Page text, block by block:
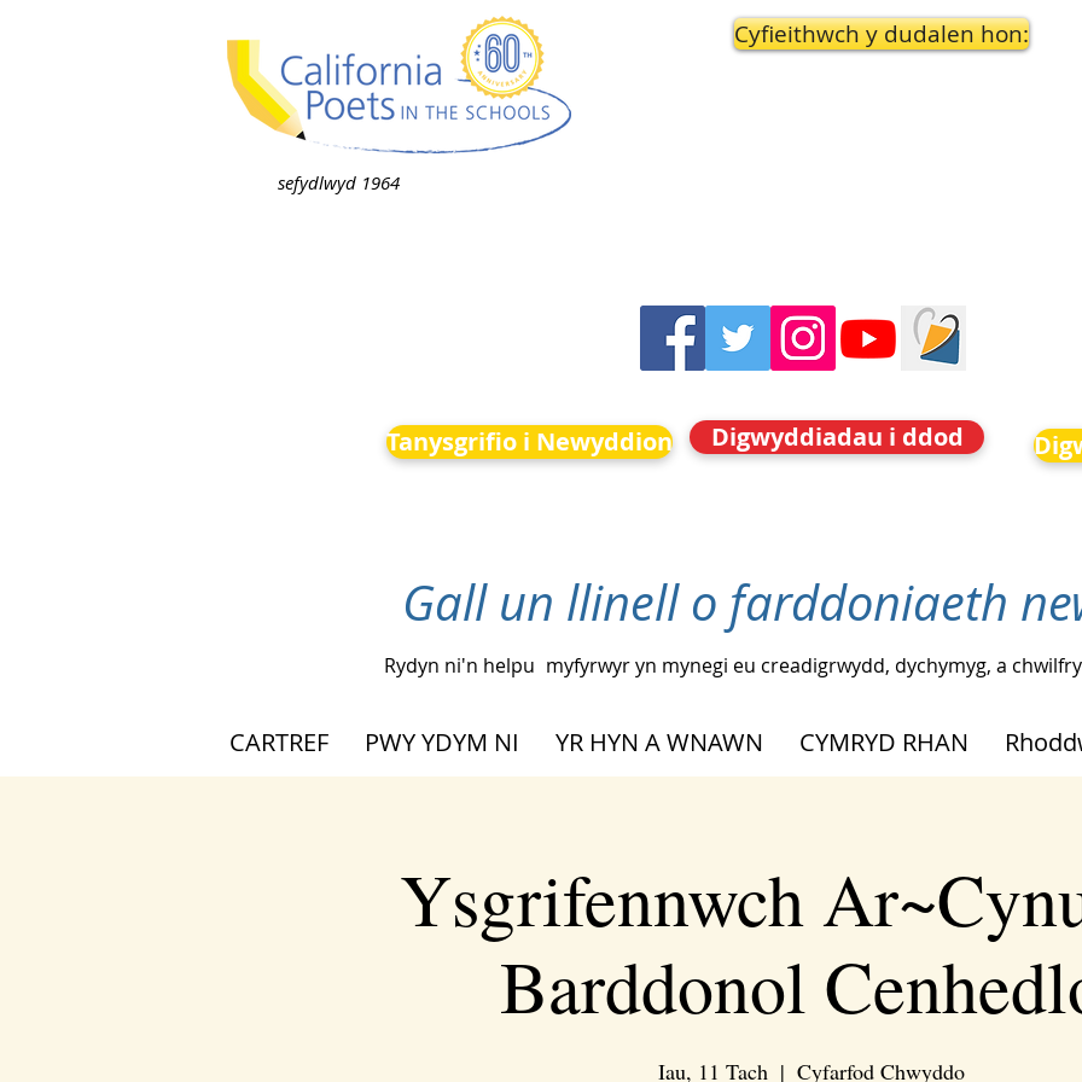
sefydlwyd 1964
Cyfieithwch y dudalen hon:
Tanysgrifio i Newyddion Digwyddiadau i ddod
Gall un llinell o farddoniaeth
Rydyn ni'n helpu myfyrwyr yn mynegi eu creadigrwydd, dychymyg, a
CARTREF PWY YDYM NI YR HYN A WNAWN CYMRYD RHAN
Ysgrifennwch
Barddonol
Iau, 11 Tach
  |
Cyfarfod Chwyddo